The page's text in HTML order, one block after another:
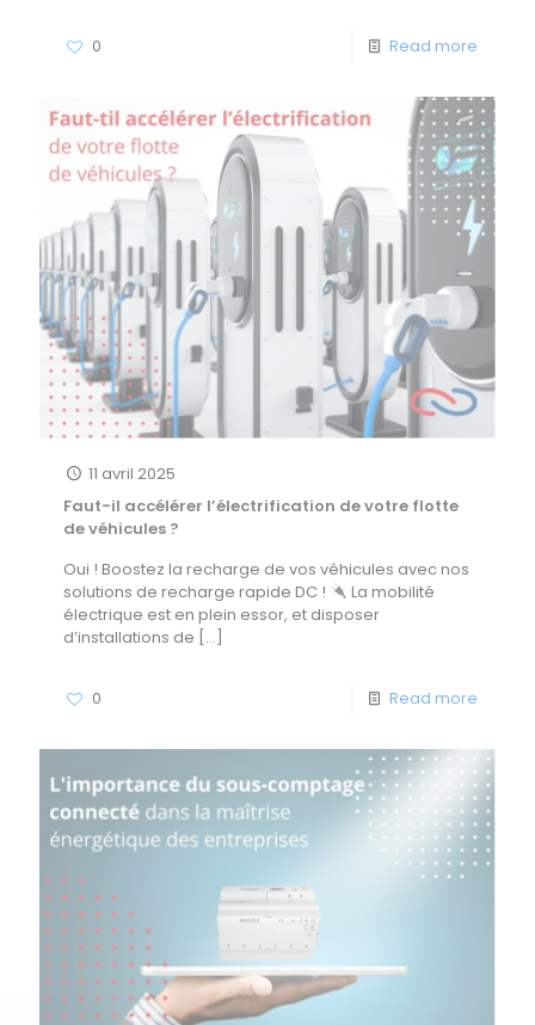
0 Read more
11 avril 2025
Faut-il accélérer l’électrification de votre flotte
de véhicules ?
Oui ! Boostez la recharge de vos véhicules avec nos
solutions de recharge rapide DC !
La mobilité
électrique est en plein essor, et disposer
d’installations de […]
0 Read more